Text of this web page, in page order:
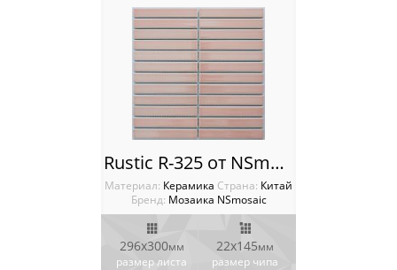
Rustic R-325 от NSmosaic
Материал: Керамика Cтрана: Китай
Бренд: Мозаика NSmosaic
296х300мм
размер листа
22х145мм
размер чипа